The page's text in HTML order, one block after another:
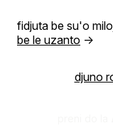
fidjuta be su'o
be le uzanto →
djuno